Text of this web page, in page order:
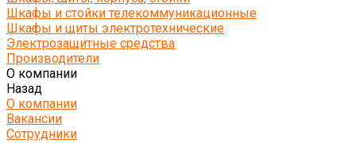
Шкафы и стойки телекоммуникационные
Шкафы и щиты электротехнические
Электрозащитные средства
Производители
О компании
Назад
О компании
Вакансии
Сотрудники